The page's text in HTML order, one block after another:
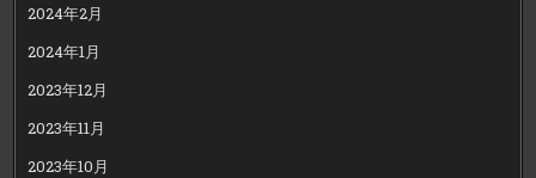
2024年2月
2024年1月
2023年12月
2023年11月
2023年10月